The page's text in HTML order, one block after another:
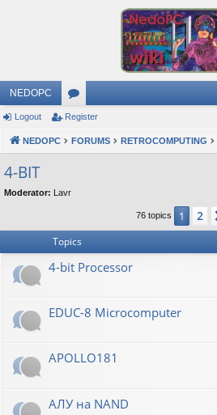
NEDOPC
or
u
s
Logout Register
NEDOPC FORUMS RETROCOMPUTING
4-BIT
Moderator: Lavr
76 topics 1 2
Topics
4-bit Processor
EDUC-8 Microcomputer
APOLLO181
АЛУ на NAND